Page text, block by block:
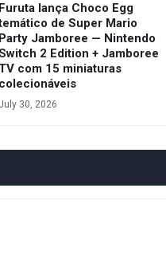
Furuta lança Choco Egg
de Super Mario
Party Jamboree — Nintendo
2 Edition + Jamboree
TV com 15 miniaturas
colecionáveis
30, 2026